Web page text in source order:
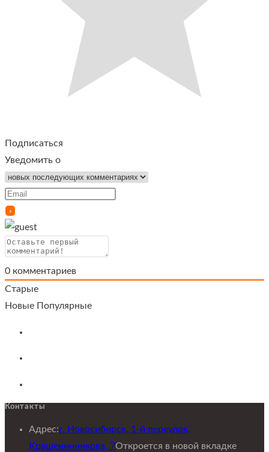
Подписаться
Уведомить о
0 комментариев
Старые
Новые Популярные
Контакты
Адрес:г. Новосибирск, 1-й переулок,
Крашенинникова, 7Откроется в новой вкладке